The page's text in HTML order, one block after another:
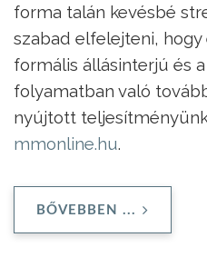
forma talán kevésbé
szabad elfelejteni, hogy
formális állásinterjú és
folyamatban való
nyújtott
mmonline.hu.
BŐVEBBEN ...